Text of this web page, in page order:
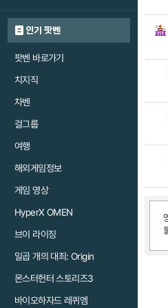
인기 팟벤
팟벤 바로가기
치지직
차벤
걸그룹
여행
해외게임정보
게임 영상
HyperX OMEN
브이 라이징
일곱 개의 대죄: Origin
몬스터헌터 스토리즈3
바이오하자드 레퀴엠